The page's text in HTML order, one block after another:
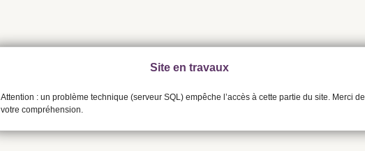
Site en travaux
Attention : un problème technique (serveur SQL) empêche l’accès à cette partie du site. Merci de
votre compréhension.